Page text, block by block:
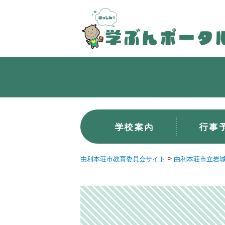
学校案内 行事
由利本荘市教育委員会サイト > 由利本荘市立岩